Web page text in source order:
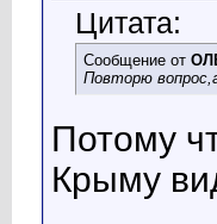
Цитата:
Сообщение от
Повторю
Потому
Крыму